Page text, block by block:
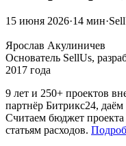
15 июня 2026·14 мин·
Ярослав Акулиничев
Основатель SellUs,
2017 года
9 лет и 250+ проектов
партнёр Битрикс24,
Считаем бюджет проекта
статьям расходов.